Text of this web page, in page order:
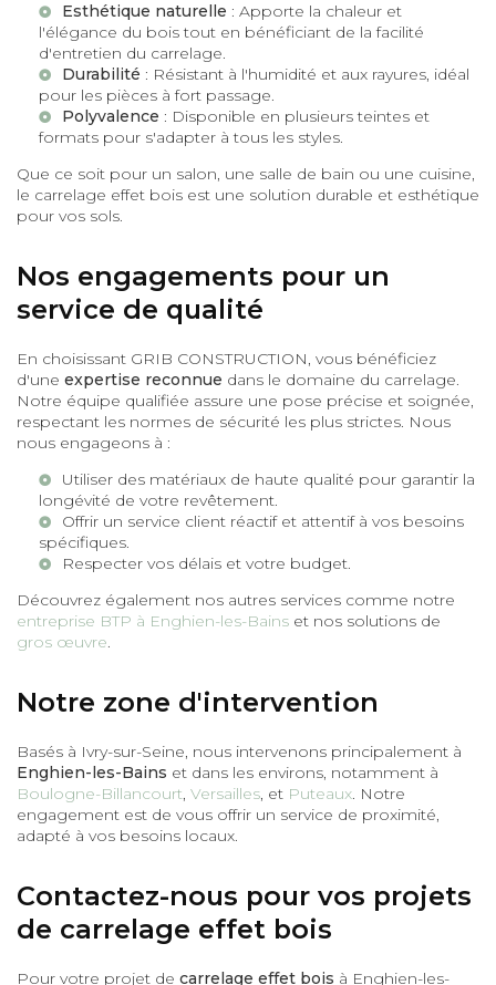
Esthétique naturelle : Apporte la chaleur et
l'élégance du bois tout en bénéficiant de la facilité
d'entretien du carrelage.
Durabilité : Résistant à l'humidité et aux rayures, idéal
pour les pièces à fort passage.
Polyvalence : Disponible en plusieurs teintes et
formats pour s'adapter à tous les styles.
Que ce soit pour un salon, une salle de bain ou une cuisine,
le carrelage effet bois est une solution durable et esthétique
pour vos sols.
Nos engagements pour un
service de qualité
En choisissant GRIB CONSTRUCTION, vous bénéficiez
d'une expertise reconnue dans le domaine du carrelage.
Notre équipe qualifiée assure une pose précise et soignée,
respectant les normes de sécurité les plus strictes. Nous
nous engageons à :
Utiliser des matériaux de haute qualité pour garantir la
longévité de votre revêtement.
Offrir un service client réactif et attentif à vos besoins
spécifiques.
Respecter vos délais et votre budget.
Découvrez également nos autres services comme notre
entreprise BTP à Enghien-les-Bains et nos solutions de
gros œuvre.
Notre zone d'intervention
Basés à Ivry-sur-Seine, nous intervenons principalement à
Enghien-les-Bains et dans les environs, notamment à
Boulogne-Billancourt, Versailles, et Puteaux. Notre
engagement est de vous offrir un service de proximité,
adapté à vos besoins locaux.
Contactez-nous pour vos projets
de carrelage effet bois
Pour votre projet de carrelage effet bois à Enghien-les-